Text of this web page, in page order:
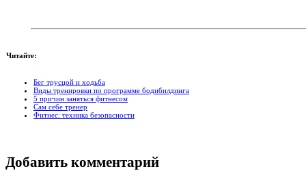
Читайте:
Бег трусцой и ходьба
Виды тренировки по программе бодибилдинга
5 причин заняться фитнесом
Сам себе тренер
Фитнес: техника безопасности
Добавить комментарий